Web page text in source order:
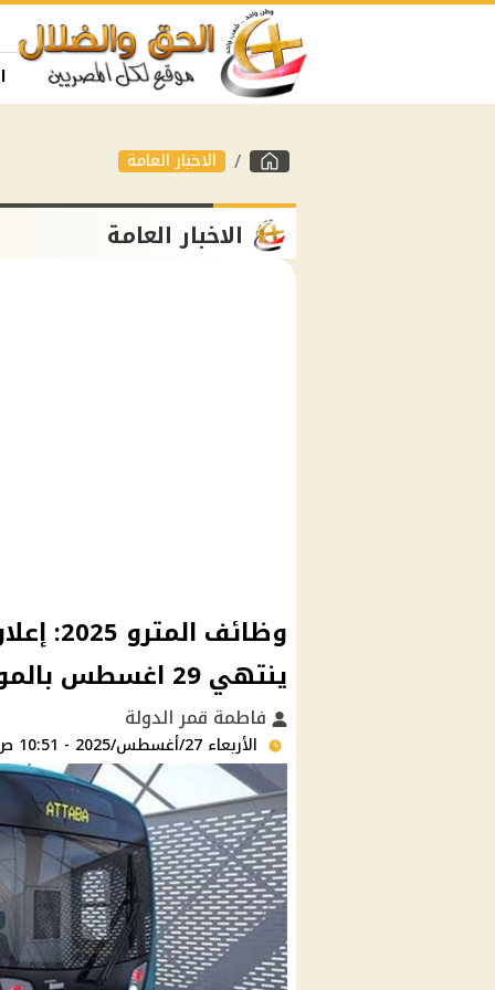
الاخبار العامة
الاخبار العامة
وظائف
ينتهي 29 اغسطس بالموقع الرسمي
فاطمة قمر الدولة
الأربعاء 27/أغسطس/2025 - 10:51 ص